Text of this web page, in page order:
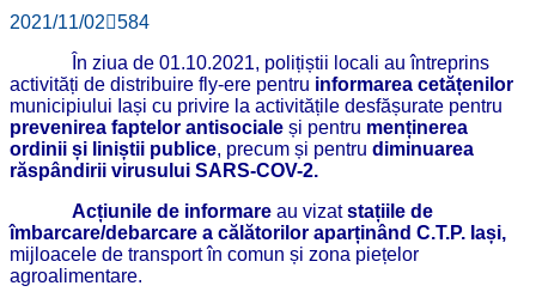
2021/11/02
584
În ziua de 01.10.2021, polițiștii locali au întreprins
activități de distribuire fly-ere pentru informarea cetățenilor
municipiului Iași cu privire la activitățile desfășurate pentru
prevenirea faptelor antisociale și pentru menținerea
ordinii și liniștii publice, precum și pentru diminuarea
răspândirii virusului SARS-COV-2.
Acțiunile de informare au vizatstațiile de
îmbarcare/debarcare a călătorilor aparținând C.T.P. Iași,
mijloacele de transport în comun și zona piețelor
agroalimentare.